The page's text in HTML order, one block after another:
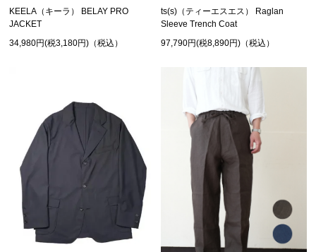
KEELA（キーラ） BELAY PRO
JACKET
34,980円(税3,180円)（税込）
ts(s)（ティーエスエス） Raglan
Sleeve Trench Coat
97,790円(税8,890円)（税込）